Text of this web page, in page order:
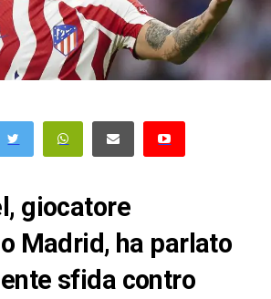
giocatore
Madrid, ha parlato
sfida contro